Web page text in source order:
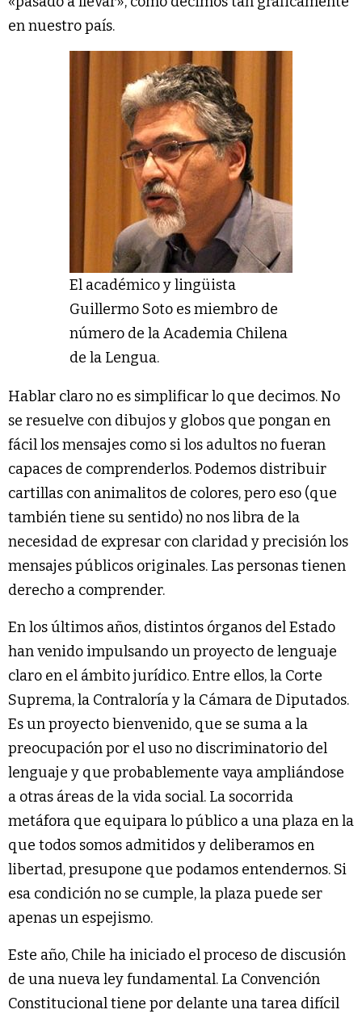
en nuestro país.
El académico y lingüista
Guillermo Soto es miembro de
número de la Academia Chilena
de la Lengua.
Hablar claro no es simplificar lo que decimos. No
se resuelve con dibujos y globos que pongan en
fácil los mensajes como si los adultos no fueran
capaces de comprenderlos. Podemos distribuir
cartillas con animalitos de colores, pero eso (que
también tiene su sentido) no nos libra de la
necesidad de expresar con claridad y precisión los
mensajes públicos originales. Las personas tienen
derecho a comprender.
En los últimos años, distintos órganos del Estado
han venido impulsando un proyecto de lenguaje
claro en el ámbito jurídico. Entre ellos, la Corte
Suprema, la Contraloría y la Cámara de Diputados.
Es un proyecto bienvenido, que se suma a la
preocupación por el uso no discriminatorio del
lenguaje y que probablemente vaya ampliándose
a otras áreas de la vida social. La socorrida
metáfora que equipara lo público a una plaza en la
que todos somos admitidos y deliberamos en
libertad, presupone que podamos entendernos. Si
esa condición no se cumple, la plaza puede ser
apenas un espejismo.
Este año, Chile ha iniciado el proceso de discusión
de una nueva ley fundamental. La Convención
Constitucional tiene por delante una tarea difícil